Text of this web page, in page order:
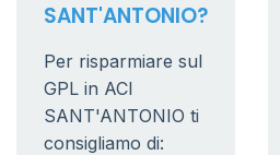
SANT'ANTONIO?
Per risparmiare sul
GPL in ACI
SANT'ANTONIO ti
consigliamo di: